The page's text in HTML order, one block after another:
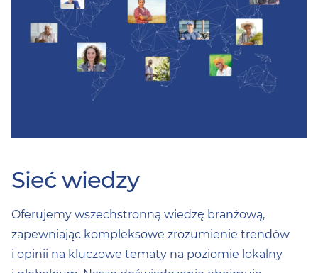
Sieć wiedzy
Oferujemy wszechstronną wiedzę branżową,
zapewniając kompleksowe zrozumienie trendów
i opinii na kluczowe tematy na poziomie lokalny